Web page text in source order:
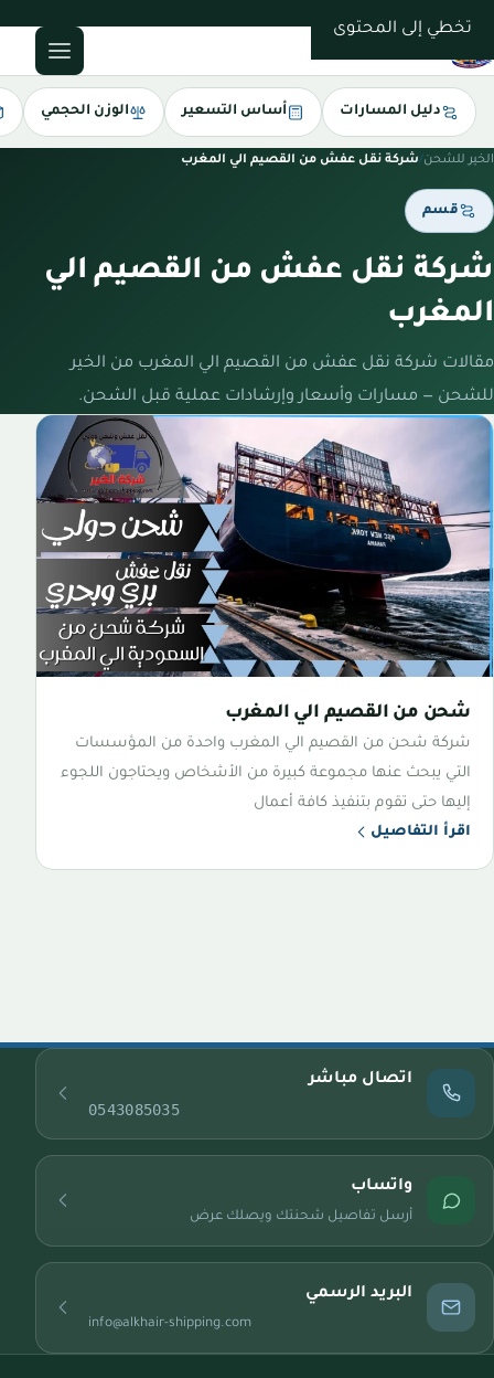
تخطي إلى المحتوى
دليل المسارات أساس التسعير الوزن الحجمي
الخير للشحن/شركة نقل عفش من القصيم الي المغرب
قسم
شركة نقل عفش من القصيم الي
المغرب
مقالات شركة نقل عفش من القصيم الي المغرب من الخير
للشحن — مسارات وأسعار وإرشادات عملية قبل الشحن.
شحن من القصيم الي المغرب
شركة شحن من القصيم الي المغرب واحدة من المؤسسات
التي يبحث عنها مجموعة كبيرة من الأشخاص ويحتاجون اللجوء
إليها حتى تقوم بتنفيذ كافة أعمال
اقرأ التفاصيل
اتصال مباشر
0543085035
واتساب
أرسل تفاصيل شحنتك ويصلك عرض
البريد الرسمي
info@alkhair-shipping.com